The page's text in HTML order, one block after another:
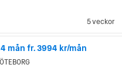
5 veckor
mån fr. 3994 kr/mån